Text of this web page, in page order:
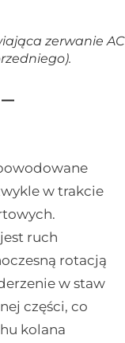
zerwanie
w trakcie
ruch
rotacją
w staw
części, co
kolana